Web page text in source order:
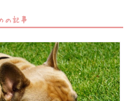
の記事